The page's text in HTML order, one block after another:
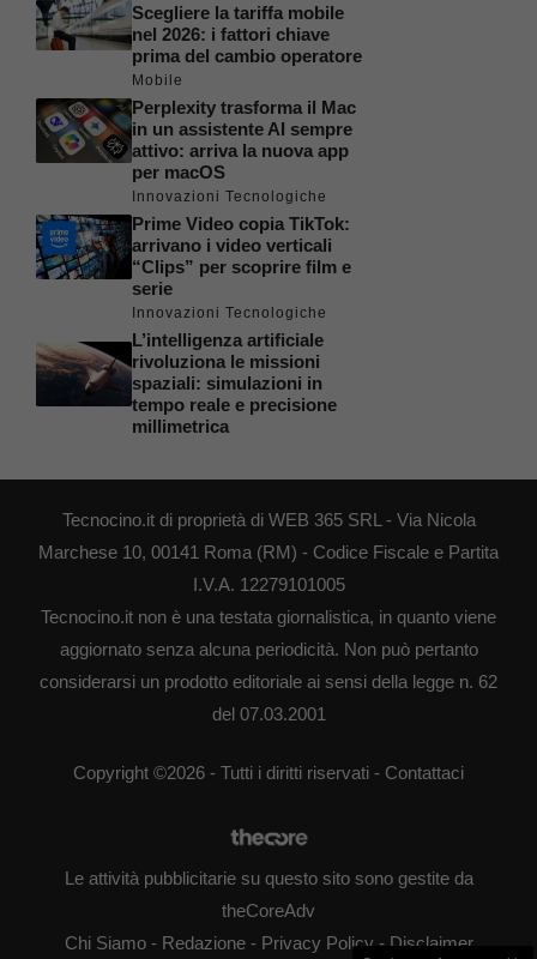
Scegliere la tariffa mobile
nel 2026: i fattori chiave
prima del cambio operatore
Mobile
Perplexity trasforma il Mac
in un assistente AI sempre
attivo: arriva la nuova app
per macOS
Innovazioni Tecnologiche
Prime Video copia TikTok:
arrivano i video verticali
“Clips” per scoprire film e
serie
Innovazioni Tecnologiche
L’intelligenza artificiale
rivoluziona le missioni
spaziali: simulazioni in
tempo reale e precisione
millimetrica
Tecnocino.it di proprietà di WEB 365 SRL - Via Nicola
Marchese 10, 00141 Roma (RM) - Codice Fiscale e Partita
I.V.A. 12279101005
Tecnocino.it non è una testata giornalistica, in quanto viene
aggiornato senza alcuna periodicità. Non può pertanto
considerarsi un prodotto editoriale ai sensi della legge n. 62
del 07.03.2001
Copyright ©2026 - Tutti i diritti riservati - Contattaci
Le attività pubblicitarie su questo sito sono gestite da
theCoreAdv
Chi Siamo- Redazione- Privacy Policy- Disclaimer